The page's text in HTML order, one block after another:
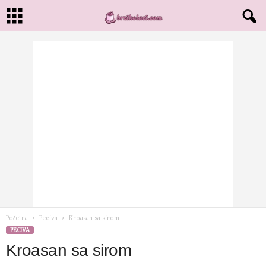
Početna Peciva
Kroasan sa sirom
PECIVA
Kroasan sa sirom